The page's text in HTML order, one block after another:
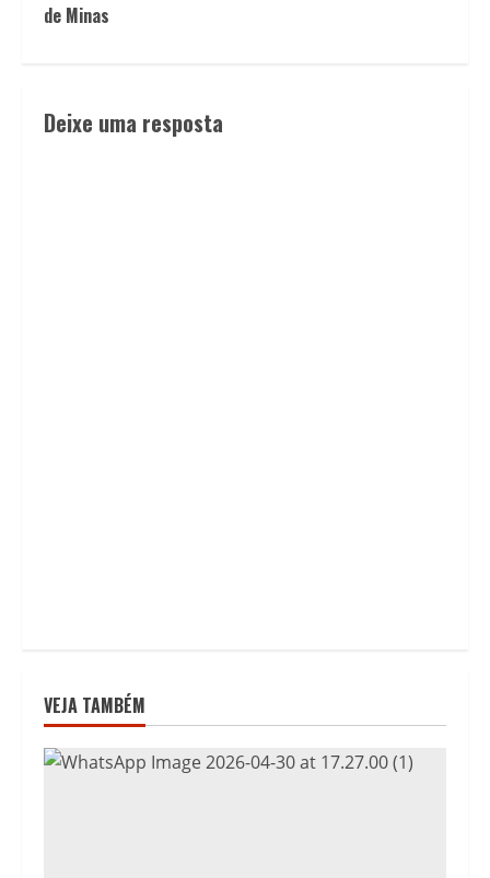
de Minas
Deixe uma resposta
VEJA TAMBÉM